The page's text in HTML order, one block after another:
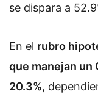
se dispara a
En el rubro
que manejan un
20.3%,